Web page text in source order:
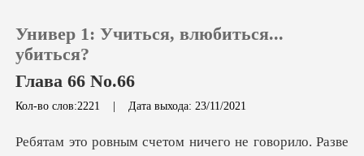
Универ 1: Учиться, влюбиться...
убиться?
Глава 66 No.66
Кол-во слов:2221 | Дата выхода: 23/11/2021
е говорило. Разве